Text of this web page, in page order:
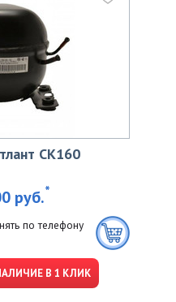
CK160
руб.*
по телефону
В 1 КЛИК